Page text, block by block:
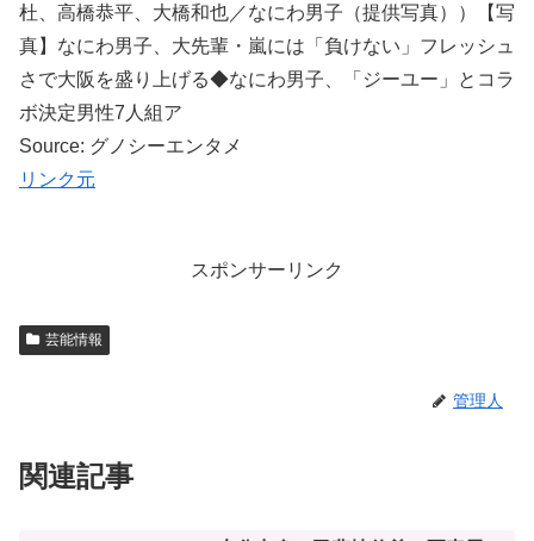
杜、高橋恭平、大橋和也／なにわ男子（提供写真））【写
真】なにわ男子、大先輩・嵐には「負けない」フレッシュ
さで大阪を盛り上げる◆なにわ男子、「ジーユー」とコラ
ボ決定男性7人組ア
Source: グノシーエンタメ
リンク元
スポンサーリンク
芸能情報
管理人
関連記事